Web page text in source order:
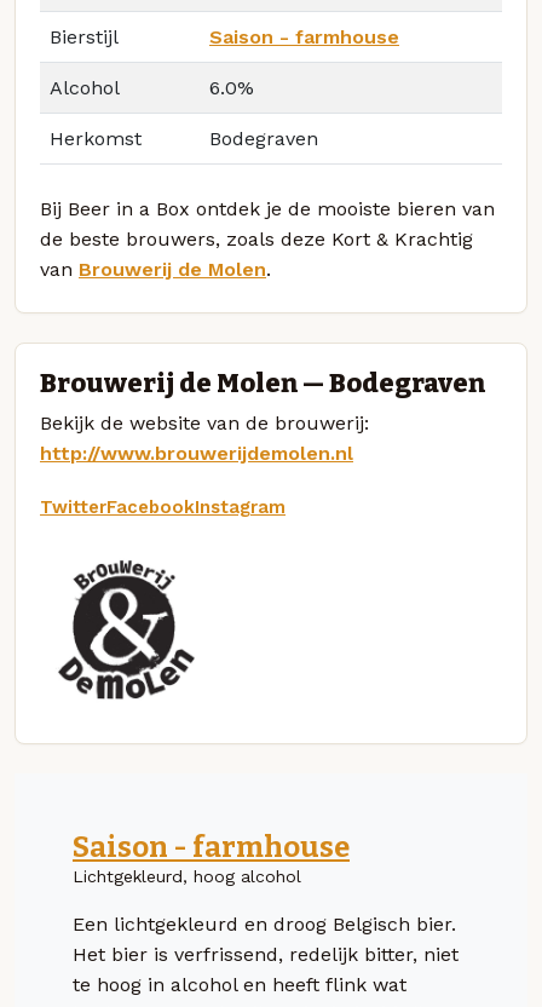
Bierstijl Saison - farmhouse
Alcohol 6.0%
Herkomst Bodegraven
Bij Beer in a Box ontdek je de mooiste bieren van
de beste brouwers, zoals deze Kort & Krachtig
van Brouwerij de Molen.
Brouwerij de Molen — Bodegraven
Bekijk de website van de brouwerij:
http://www.brouwerijdemolen.nl
TwitterFacebookInstagram
Saison - farmhouse
Lichtgekleurd, hoog alcohol
Een lichtgekleurd en droog Belgisch bier.
Het bier is verfrissend, redelijk bitter, niet
te hoog in alcohol en heeft flink wat